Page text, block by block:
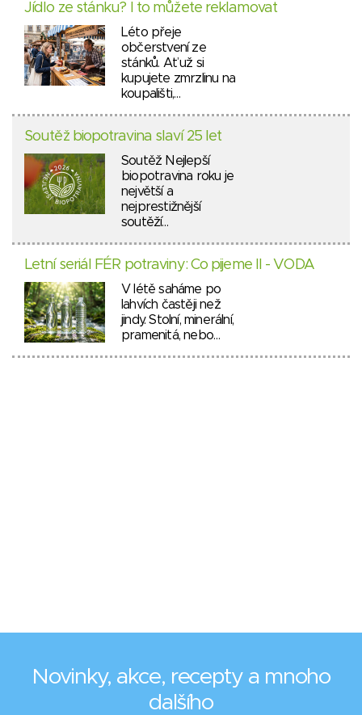
Jídlo ze stánku? I to můžete reklamovat
Léto přeje
občerstvení ze
stánků. Ať už si
kupujete zmrzlinu na
koupališti,…
Soutěž biopotravina slaví 25 let
Soutěž Nejlepší
biopotravina roku je
největší a
nejprestižnější
soutěží…
Letní seriál FÉR potraviny: Co pijeme II - VODA
V létě saháme po
lahvích častěji než
jindy. Stolní, minerální,
pramenitá, nebo…
Novinky, akce, recepty a mnoho
dalšího